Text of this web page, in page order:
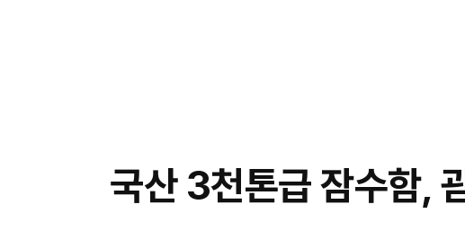
국산 3천톤급 잠수함,